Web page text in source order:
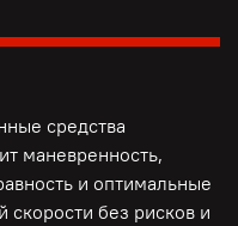
средства
маневренность,
и оптимальные
скорости без рисков и